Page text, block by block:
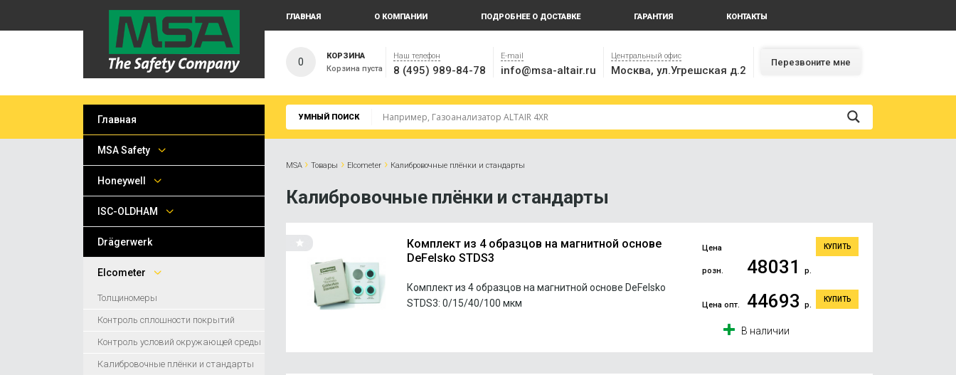
ГЛАВНАЯ О КОМПАНИИ ПОДРОБНЕЕ О ДОСТАВКЕ ГАРАНТИЯ КОНТАКТЫ
0
КОРЗИНА
Корзина пуста
Наш телефон
8 (495) 989-84-78
E-mail
info@msa-altair.ru
Центральный офис
Москва, ул.Угрешская д.2
Перезвоните мне
УМНЫЙ ПОИСК
MSA › Товары › Elcometer › Калибровочные плёнки и стандарты
Калибровочные плёнки и стандарты
Комплект из 4 образцов на магнитной основе
DeFelsko STDS3
Комплект из 4 образцов на магнитной основе DeFelsko
STDS3: 0/15/40/100 мкм
Цена
розн. 48031 р.
КУПИТЬ
Цена опт. 44693 р.
КУПИТЬ
В наличии
Главная
MSA Safety
Honeywell
ISC-OLDHAM
Drägerwerk
Elcometer
Толщиномеры
Контроль сплошности покрытий
Контроль условий окружающей среды
Калибровочные плёнки и стандарты